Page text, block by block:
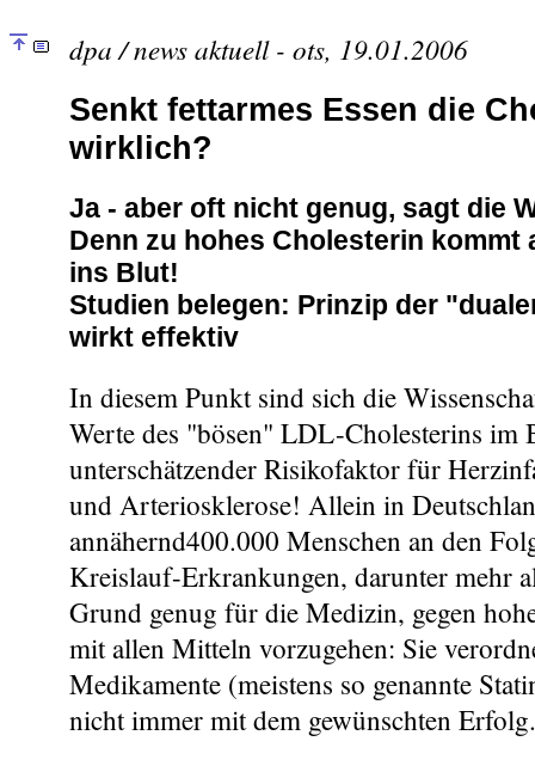
dpa / news aktuell - ots, 19.01.2006
Senkt fettarmes Essen die
wirklich?
Ja - aber oft nicht genug, sagt die
Denn zu hohes Cholesterin kommt
ins Blut!
Studien belegen: Prinzip der
wirkt effektiv
In diesem Punkt sind sich die
Werte des "bösen" LDL-Cholesterins im
unterschätzender Risikofaktor für
und Arteriosklerose! Allein in
annähernd400.000 Menschen an den
Kreislauf-Erkrankungen, darunter mehr
Grund genug für die Medizin, gegen
mit allen Mitteln vorzugehen: Sie
Medikamente (meistens so genannte
nicht immer mit dem gewünschten Erfolg.